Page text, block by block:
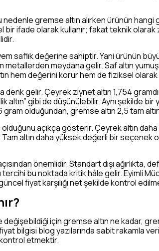
gremse altın alırken ürünün hangi
bir ifade olarak kullanır; fakat teknik
saflık değerine sahiptir. Yani ürünün
metallerden meydana gelir. Saf altın
hem değerini korur hem de fiziksel olarak
denk gelir. Çeyrek ziynet altın 1,754
gibi de düşünülebilir. Aynı şekilde bir
olduğundan, gremse altın 2,5 tam altın
açıkça gösterir. Çeyrek altın
altın daha yüksek değerli bir seçenek
önemlidir. Standart dışı ağırlıkta,
bu noktada kritik hâle gelir. Eyimli
fiyat karşılığı net şekilde kontrol
değişebildiği için gremse altın ne kadar,
bilgisi blog yazılarında sabit rakamla
kontrol etmektir.